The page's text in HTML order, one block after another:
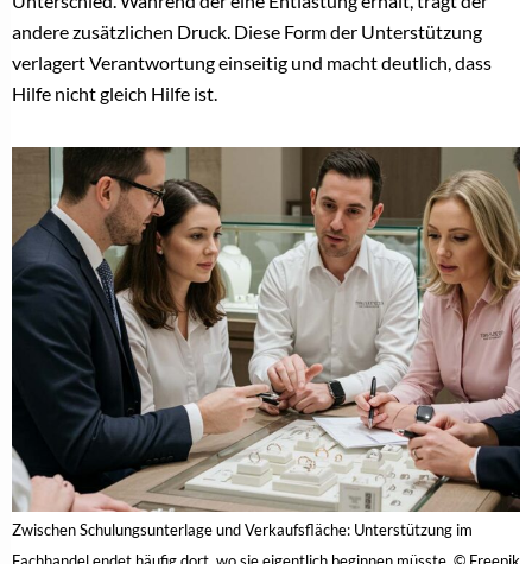
andere zusätzlichen Druck. Diese Form der Unterstützung
verlagert Verantwortung einseitig und macht deutlich, dass
Hilfe nicht gleich Hilfe ist.
Zwischen Schulungsunterlage und Verkaufsfläche: Unterstützung im